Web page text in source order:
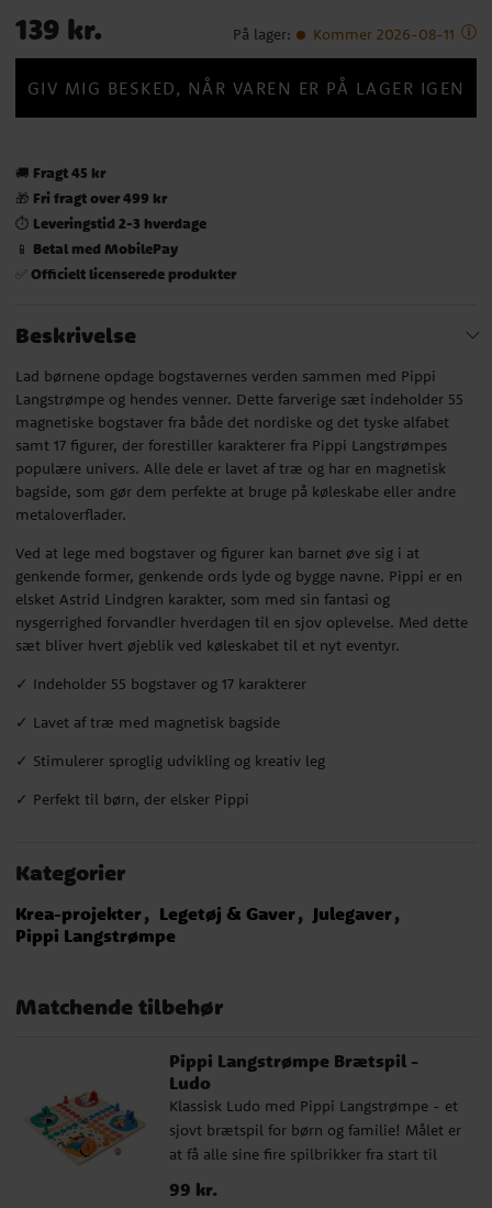
Pris:139 kr.
139 kr. På lager: Kommer 2026-08-11
GIV MIG BESKED, NÅR VAREN ER PÅ LAGER IGEN
🚚 Fragt 45 kr
🎁 Fri fragt over 499 kr
⏱️ Leveringstid 2-3 hverdage
📱 Betal med MobilePay
✅ Officielt licenserede produkter
Beskrivelse
Lad børnene opdage bogstavernes verden sammen med Pippi
Langstrømpe og hendes venner. Dette farverige sæt indeholder 55
magnetiske bogstaver fra både det nordiske og det tyske alfabet
samt 17 figurer, der forestiller karakterer fra Pippi Langstrømpes
populære univers. Alle dele er lavet af træ og har en magnetisk
bagside, som gør dem perfekte at bruge på køleskabe eller andre
metaloverflader.
Ved at lege med bogstaver og figurer kan barnet øve sig i at
genkende former, genkende ords lyde og bygge navne. Pippi er en
elsket Astrid Lindgren karakter, som med sin fantasi og
nysgerrighed forvandler hverdagen til en sjov oplevelse. Med dette
sæt bliver hvert øjeblik ved køleskabet til et nyt eventyr.
✓ Indeholder 55 bogstaver og 17 karakterer
✓ Lavet af træ med magnetisk bagside
✓ Stimulerer sproglig udvikling og kreativ leg
✓ Perfekt til børn, der elsker Pippi
Kategorier
Krea-projekter Legetøj & Gaver
Julegaver
Pippi Langstrømpe
Matchende tilbehør
Pippi Langstrømpe Brætspil -
Ludo
Klassisk Ludo med Pippi Langstrømpe - et
sjovt brætspil for børn og familie! Målet er
at få alle sine fire spilbrikker fra start til
mål før modspillerne. Spillet er lavet af
træ og indeholder spilleplade, 16 brikker i
Pris :99 kr.
99 kr.